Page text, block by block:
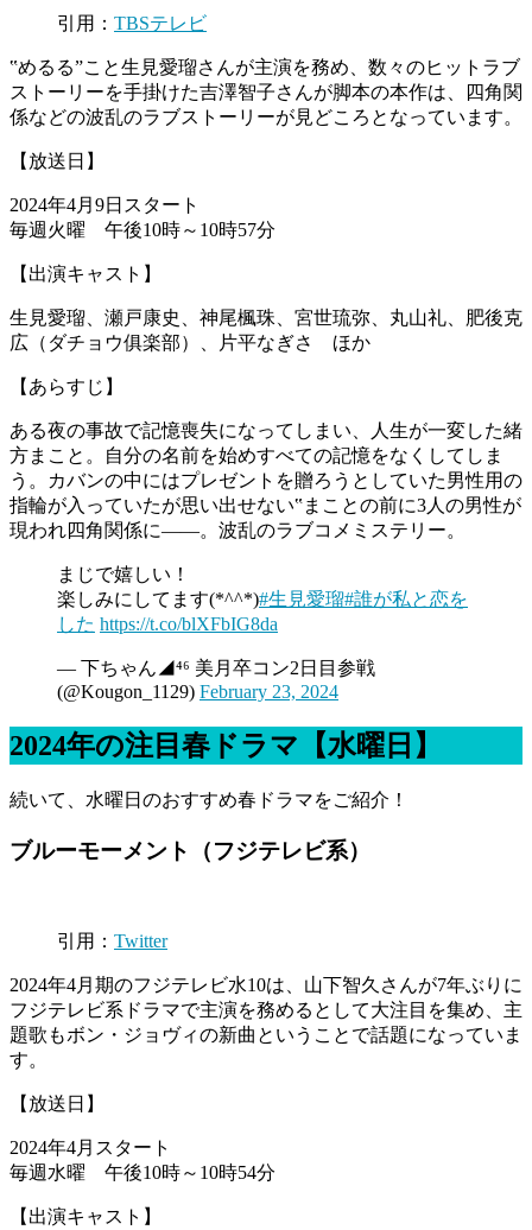
引用： TBSテレビ
‟めるる”こと生見愛瑠さんが主演を務め、数々のヒットラブ
ストーリーを手掛けた吉澤智子さんが脚本の本作は、四角関
係などの波乱のラブストーリーが見どころとなっています。
【放送日】
2024年4月9日スタート
毎週火曜 午後10時～10時57分
【出演キャスト】
生見愛瑠、瀬戸康史、神尾楓珠、宮世琉弥、丸山礼、肥後克
広（ダチョウ俱楽部）、片平なぎさ ほか
【あらすじ】
ある夜の事故で記憶喪失になってしまい、人生が一変した緒
方まこと。自分の名前を始めすべての記憶をなくしてしま
う。カバンの中にはプレゼントを贈ろうとしていた男性用の
指輪が入っていたが思い出せない‟まことの前に3人の男性が
現われ四角関係に――。波乱のラブコメミステリー。
まじで嬉しい！
楽しみにしてます(*^^*)#生見愛瑠#誰が私と恋を
した https://t.co/blXFbIG8da
— 下ちゃん◢⁴⁶ 美月卒コン2日目参戦
(@Kougon_1129) February 23, 2024
2024年の注目春ドラマ【水曜日】
続いて、水曜日のおすすめ春ドラマをご紹介！
ブルーモーメント（フジテレビ系）
引用： Twitter
2024年4月期のフジテレビ水10は、山下智久さんが7年ぶりに
フジテレビ系ドラマで主演を務めるとして大注目を集め、主
題歌もボン・ジョヴィの新曲ということで話題になっていま
す。
【放送日】
2024年4月スタート
毎週水曜 午後10時～10時54分
【出演キャスト】